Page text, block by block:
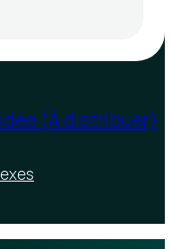
(À distribuer)